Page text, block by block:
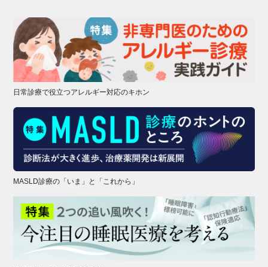
日常診療で役立つアレルギー対応のキホン
MASLD診療の「いま」と「これから」